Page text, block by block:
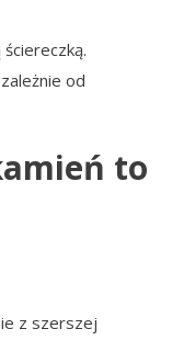
od
to
z szerszej